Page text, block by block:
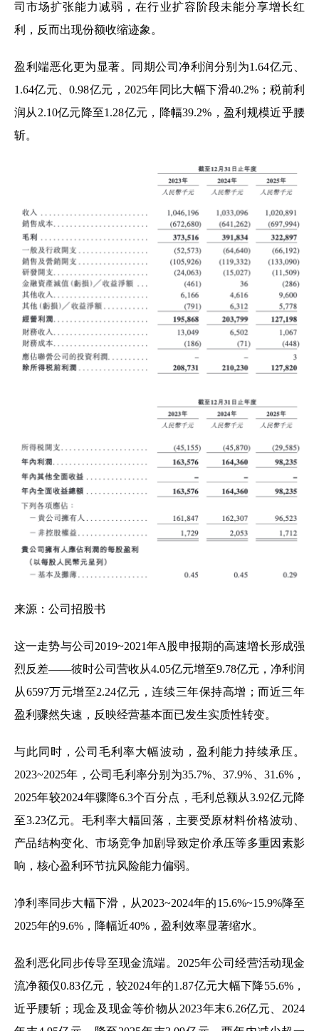
司市场扩张能力减弱，在行业扩容阶段未能分享增长红
利，反而出现份额收缩迹象。
盈利端恶化更为显著。同期公司净利润分别为1.64亿元、
1.64亿元、0.98亿元，2025年同比大幅下滑40.2%；税前利
润从2.10亿元降至1.28亿元，降幅39.2%，盈利规模近乎腰
斩。
来源：公司招股书
这一走势与公司2019~2021年A股申报期的高速增长形成强
烈反差——彼时公司营收从4.05亿元增至9.78亿元，净利润
从6597万元增至2.24亿元，连续三年保持高增；而近三年
盈利骤然失速，反映经营基本面已发生实质性转变。
与此同时，公司毛利率大幅波动，盈利能力持续承压。
2023~2025年，公司毛利率分别为35.7%、37.9%、31.6%，
2025年较2024年骤降6.3个百分点，毛利总额从3.92亿元降
至3.23亿元。毛利率大幅回落，主要受原材料价格波动、
产品结构变化、市场竞争加剧导致定价承压等多重因素影
响，核心盈利环节抗风险能力偏弱。
净利率同步大幅下滑，从2023~2024年的15.6%~15.9%降至
2025年的9.6%，降幅近40%，盈利效率显著缩水。
盈利恶化同步传导至现金流端。2025年公司经营活动现金
流净额仅0.83亿元，较2024年的1.87亿元大幅下降55.6%，
近乎腰斩；现金及现金等价物从2023年末6.26亿元、2024